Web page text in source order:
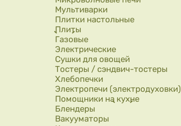
Мультиварки
Плитки настольные
Плиты
Газовые
Электрические
Сушки для овощей
Тостеры / сэндвич-тостеры
Хлебопечки
Электропечи (электродуховки)
Помощники на кухне
Блендеры
Вакууматоры